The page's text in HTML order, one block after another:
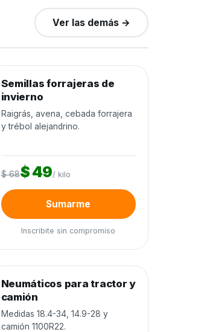
Ver las demás →
Semillas y agroquímicos
−28%
Semillas forrajeras de
invierno
Raigrás, avena, cebada forrajera
y trébol alejandrino.
$ 68$ 49/ kilo
Sumarme
Inscribite sin compromiso
Neumáticos y baterías −20%
Neumáticos para tractor y
camión
Medidas 18.4-34, 14.9-28 y
camión 1100R22.